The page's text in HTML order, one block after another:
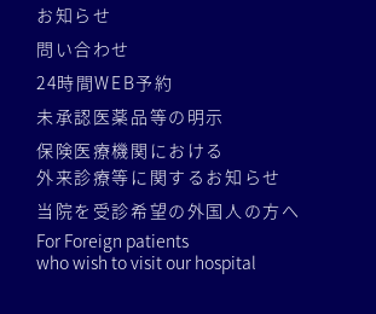
お知らせ
問い合わせ
24時間WEB予約
未承認医薬品等の明示
保険医療機関における
外来診療等に関するお知らせ
当院を受診希望の外国人の方へ
For Foreign patients
who wish to visit our hospital